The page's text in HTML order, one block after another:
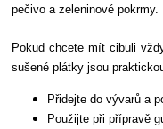
pečivo a zeleninové pokrmy.
Pokud chcete mít cibuli
sušené plátky jsou
Přidejte do vývarů a
Použijte při přípravě